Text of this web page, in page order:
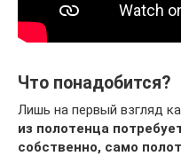
Что понадобится?
Лишь на первый взгляд
из полотенца
собственно, само